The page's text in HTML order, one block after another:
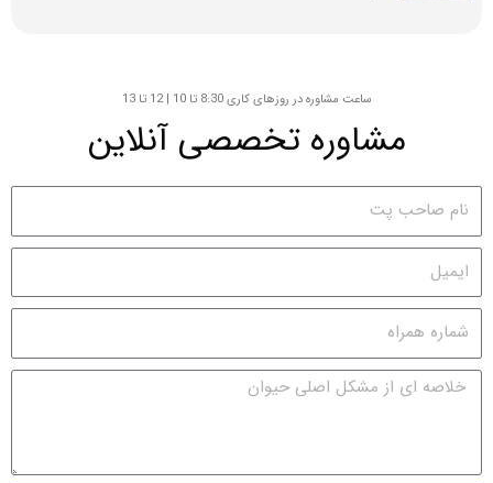
ساعت مشاوره در روزهای کاری 8:30 تا 10 | 12 تا 13
مشاوره تخصصی آنلاین